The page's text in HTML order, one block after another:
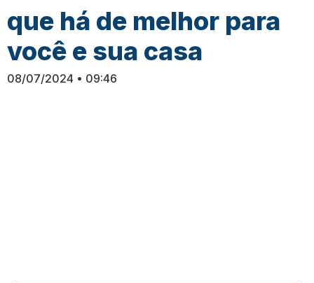
que há de melhor para
você e sua casa
08/07/2024 09:46